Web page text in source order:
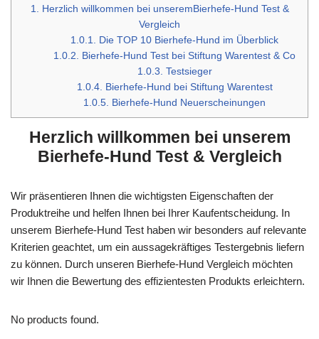
1. Herzlich willkommen bei unseremBierhefe-Hund Test &
Vergleich
1.0.1. Die TOP 10 Bierhefe-Hund im Überblick
1.0.2. Bierhefe-Hund Test bei Stiftung Warentest & Co
1.0.3. Testsieger
1.0.4. Bierhefe-Hund bei Stiftung Warentest
1.0.5. Bierhefe-Hund Neuerscheinungen
Herzlich willkommen bei unserem
Bierhefe-Hund Test & Vergleich
Wir präsentieren Ihnen die wichtigsten Eigenschaften der
Produktreihe und helfen Ihnen bei Ihrer Kaufentscheidung. In
unserem Bierhefe-Hund Test haben wir besonders auf relevante
Kriterien geachtet, um ein aussagekräftiges Testergebnis liefern
zu können. Durch unseren Bierhefe-Hund Vergleich möchten
wir Ihnen die Bewertung des effizientesten Produkts erleichtern.
No products found.